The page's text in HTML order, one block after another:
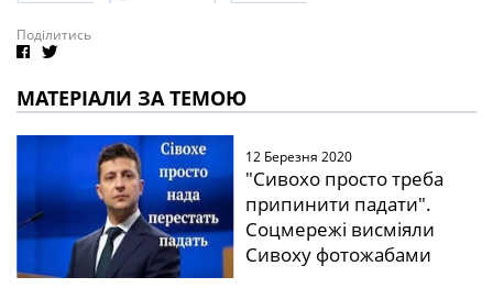
Поділитись
МАТЕРІАЛИ ЗА ТЕМОЮ
12 Березня 2020
"Сивохо просто треба
припинити падати".
Соцмережі висміяли
Сивоху фотожабами